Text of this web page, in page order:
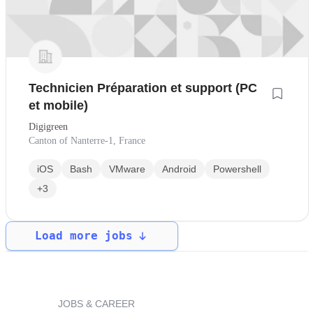
Technicien Préparation et support (PC
et mobile)
Digigreen
Canton of Nanterre-1, France
iOS Bash VMware Android
Powershell
+3
Load more jobs
JOBS & CAREER